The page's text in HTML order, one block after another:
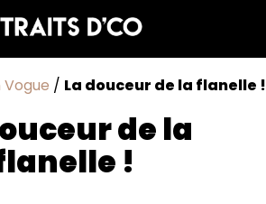
Vogue / La douceur de la flanelle !
de la
!